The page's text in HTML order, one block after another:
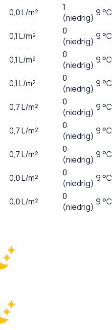
0,0L/m²
1
(niedrig) 9 °C
0,1 L/m²
0
(niedrig) 9 °C
0,1 L/m²
0
(niedrig) 9 °C
0,1 L/m²
0
(niedrig) 9 °C
0,7L/m²
0
(niedrig) 9 °C
0,7L/m²
0
(niedrig) 9 °C
0,7L/m²
0
(niedrig) 9 °C
0,0L/m²
0
(niedrig) 9 °C
0,0L/m²
0
(niedrig) 9 °C